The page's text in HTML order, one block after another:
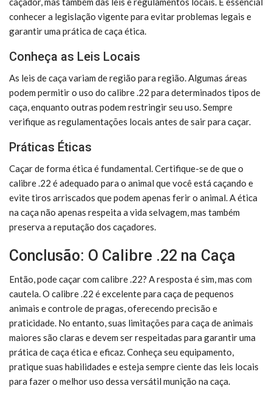
conhecer a legislação vigente para evitar problemas legais e
garantir uma prática de caça ética.
Conheça as Leis Locais
As leis de caça variam de região para região. Algumas áreas
podem permitir o uso do calibre .22 para determinados tipos de
caça, enquanto outras podem restringir seu uso. Sempre
verifique as regulamentações locais antes de sair para caçar.
Práticas Éticas
Caçar de forma ética é fundamental. Certifique-se de que o
calibre .22 é adequado para o animal que você está caçando e
evite tiros arriscados que podem apenas ferir o animal. A ética
na caça não apenas respeita a vida selvagem, mas também
preserva a reputação dos caçadores.
Conclusão: O Calibre .22 na Caça
Então, pode caçar com calibre .22? A resposta é sim, mas com
cautela. O calibre .22 é excelente para caça de pequenos
animais e controle de pragas, oferecendo precisão e
praticidade. No entanto, suas limitações para caça de animais
maiores são claras e devem ser respeitadas para garantir uma
prática de caça ética e eficaz. Conheça seu equipamento,
pratique suas habilidades e esteja sempre ciente das leis locais
para fazer o melhor uso dessa versátil munição na caça.